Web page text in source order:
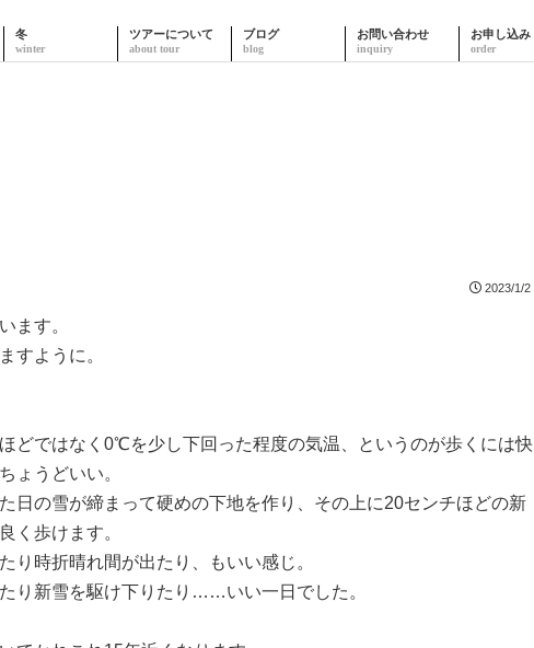
冬 ツアーについて ブログ お問い合わせ お申し込み
2023/1/2
ます。
すように。
どではなく0℃を少し下回った程度の気温、というのが歩くには快
ょうどいい。
日の雪が締まって硬めの下地を作り、その上に20センチほどの新
く歩けます。
り時折晴れ間が出たり、もいい感じ。
り新雪を駆け下りたり……いい一日でした。